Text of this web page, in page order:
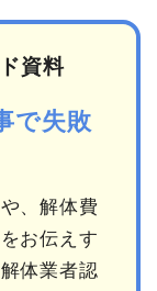
資料
で失敗
、解体費
お伝えす
体業者認